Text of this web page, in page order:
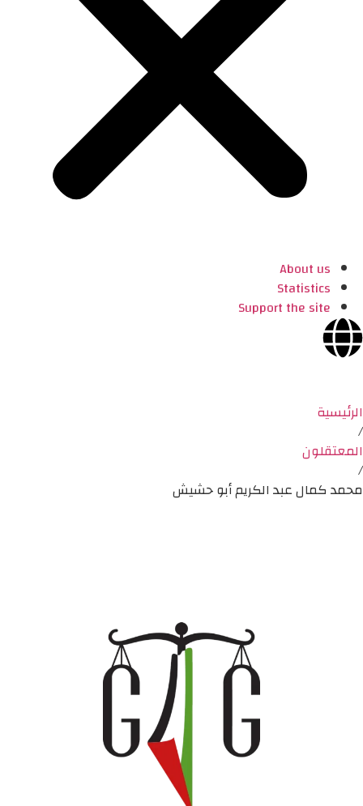
About us
Statistics
Support the site
الرئيسية
/
المعتقلون
/
محمد كمال عبد الكريم أبو حشيش